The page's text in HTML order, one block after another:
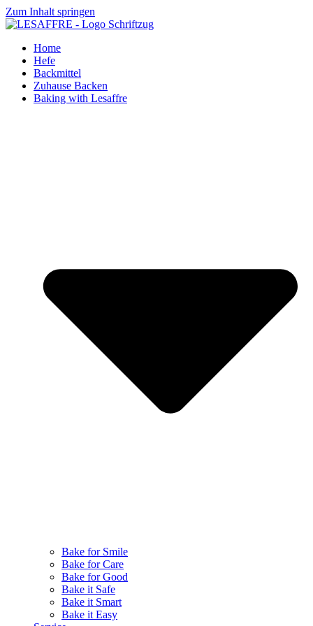
Zum Inhalt springen
Home
Hefe
Backmittel
Zuhause Backen
Baking with Lesaffre
Bake for Smile
Bake for Care
Bake for Good
Bake it Safe
Bake it Smart
Bake it Easy